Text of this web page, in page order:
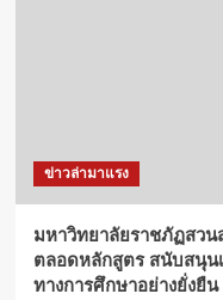
ข่าวล่ามาแรง
มหาวิทยาลัยราชภัฏสว
ตลอดหลักสูตร สนับสนุน
ทางการศึกษาอย่างยั่งยืน